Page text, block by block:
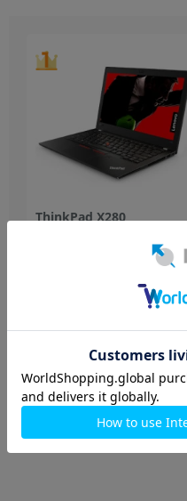
ThinkPad X280
16,800
dynabook S73/HS
i5(2.4GHz)/8GB/256GB